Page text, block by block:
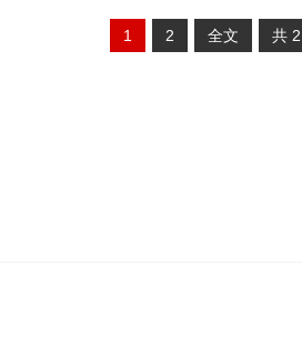
1 2 全文 共 2